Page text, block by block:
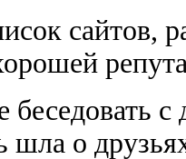
сайтов,
беседовать
шла о